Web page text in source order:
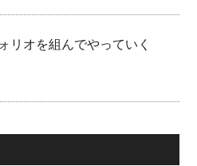
リオを組んでやっていく